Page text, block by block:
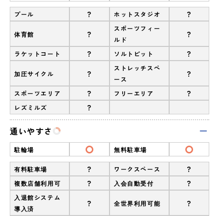
プール ? ホットスタジオ ?
体育館 ?
スポーツフィー
ルド
?
ラケットコート ? ソルトピット ?
加圧サイクル ?
ストレッチスペ
ース
?
スポーツエリア ? フリーエリア ?
レズミルズ ?
通いやすさ
駐輪場 無料駐車場
有料駐車場 ? ワークスペース ?
複数店舗利用可 ? 入会自動受付 ?
入退館システム
導入済
? 全世界利用可能 ?